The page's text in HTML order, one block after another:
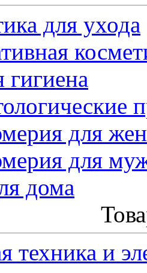
для ухода
для
для
дома
техника и